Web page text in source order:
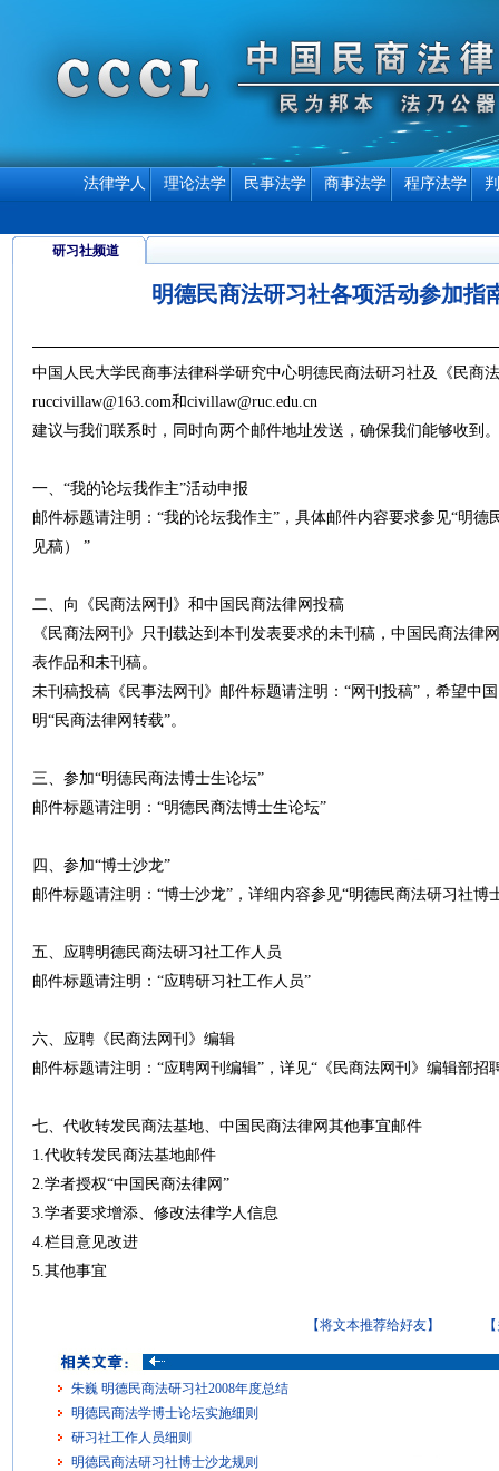
法律学人 理论法学 民事法学 商事法学 程序法学
研习社频道
明德民商法研习社各项活动参加指
中国人民大学民商事法律科学研究中心明德民商法研习社及《民商
ruccivillaw@163.com和civillaw@ruc.edu.cn
建议与我们联系时，同时向两个邮件地址发送，确保我们能够收到
一、“我的论坛我作主”活动申报
邮件标题请注明：“我的论坛我作主”，具体邮件内容要求参见“明
见稿） ”
二、向《民商法网刊》和中国民商法律网投稿
《民商法网刊》只刊载达到本刊发表要求的未刊稿，中国民商法律
表作品和未刊稿。
未刊稿投稿《民事法网刊》邮件标题请注明：“网刊投稿”，希望中
明“民商法律网转载”。
三、参加“明德民商法博士生论坛”
邮件标题请注明：“明德民商法博士生论坛”
四、参加“博士沙龙”
邮件标题请注明：“博士沙龙”，详细内容参见“明德民商法研习社博
五、应聘明德民商法研习社工作人员
邮件标题请注明：“应聘研习社工作人员”
六、应聘《民商法网刊》编辑
邮件标题请注明：“应聘网刊编辑”，详见“《民商法网刊》编辑部招
七、代收转发民商法基地、中国民商法律网其他事宜邮件
1.代收转发民商法基地邮件
2.学者授权“中国民商法律网”
3.学者要求增添、修改法律学人信息
4.栏目意见改进
5.其他事宜
【将文本推荐给好友】
朱巍 明德民商法研习社2008年度总结
明德民商法学博士论坛实施细则
研习社工作人员细则
明德民商法研习社博士沙龙规则